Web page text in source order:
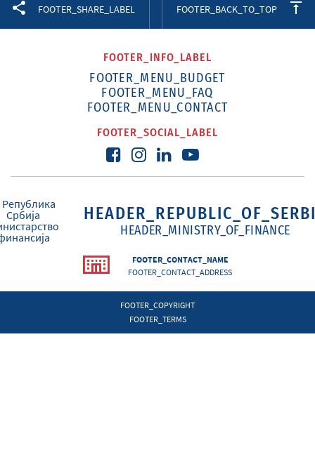
FOOTER_SHARE_LABEL FOOTER_BACK_TO_TOP
FOOTER_INFO_LABEL
FOOTER_MENU_BUDGET
FOOTER_MENU_FAQ
FOOTER_MENU_CONTACT
FOOTER_SOCIAL_LABEL
HEADER_MINISTRY_OF_FINANCE
FOOTER_CONTACT_NAME
FOOTER_CONTACT_ADDRESS
FOOTER_COPYRIGHT
FOOTER_TERMS